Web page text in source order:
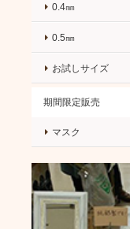
0.4㎜
0.5㎜
お試しサイズ
期間限定販売
マスク